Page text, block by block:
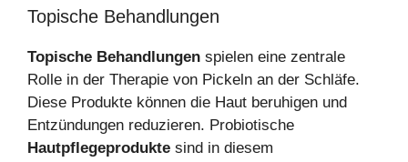
Topische Behandlungen
Topische Behandlungen spielen eine zentrale
Rolle in der Therapie von Pickeln an der Schläfe.
Diese Produkte können die Haut beruhigen und
Entzündungen reduzieren. Probiotische
Hautpflegeprodukte sind in diesem